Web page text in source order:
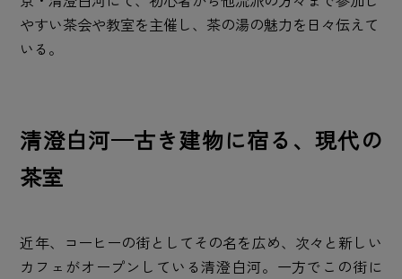
やすい茶会や教室を主催し、茶の湯の魅力を日々伝えて
いる。
清澄白河─古き建物に宿る、現代の
茶室
近年、コーヒーの街としてその名を広め、次々と新しい
カフェがオープンしている清澄白河。一方でこの街に